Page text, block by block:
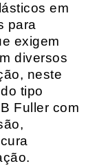
em
para
exigem
diversos
neste
tipo
Fuller com